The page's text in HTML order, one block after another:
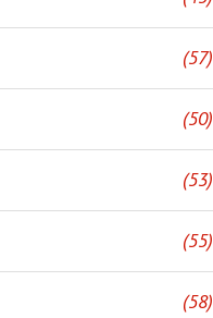
(57)
(50)
(53)
(55)
(58)